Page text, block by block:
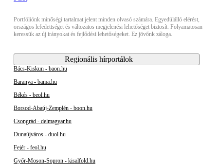
Portfóliónk minőségi tartalmat jelent minden olvasó számára. Egyedülálló elérést,
országos lefedettséget és változatos megjelenési lehetőséget biztosít. Folyamatosan
keressük az új irányokat és fejlődési lehetőségeket. Ez jövőnk záloga.
Regionális hírportálok
Bács-Kiskun - baon.hu
Baranya - bama.hu
Békés - beol.hu
Borsod-Abaúj-Zemplén - boon.hu
Csongrád - delmagyar.hu
Dunaújváros - duol.hu
Fejér - feol.hu
Győr-Moson-Sopron - kisalfold.hu